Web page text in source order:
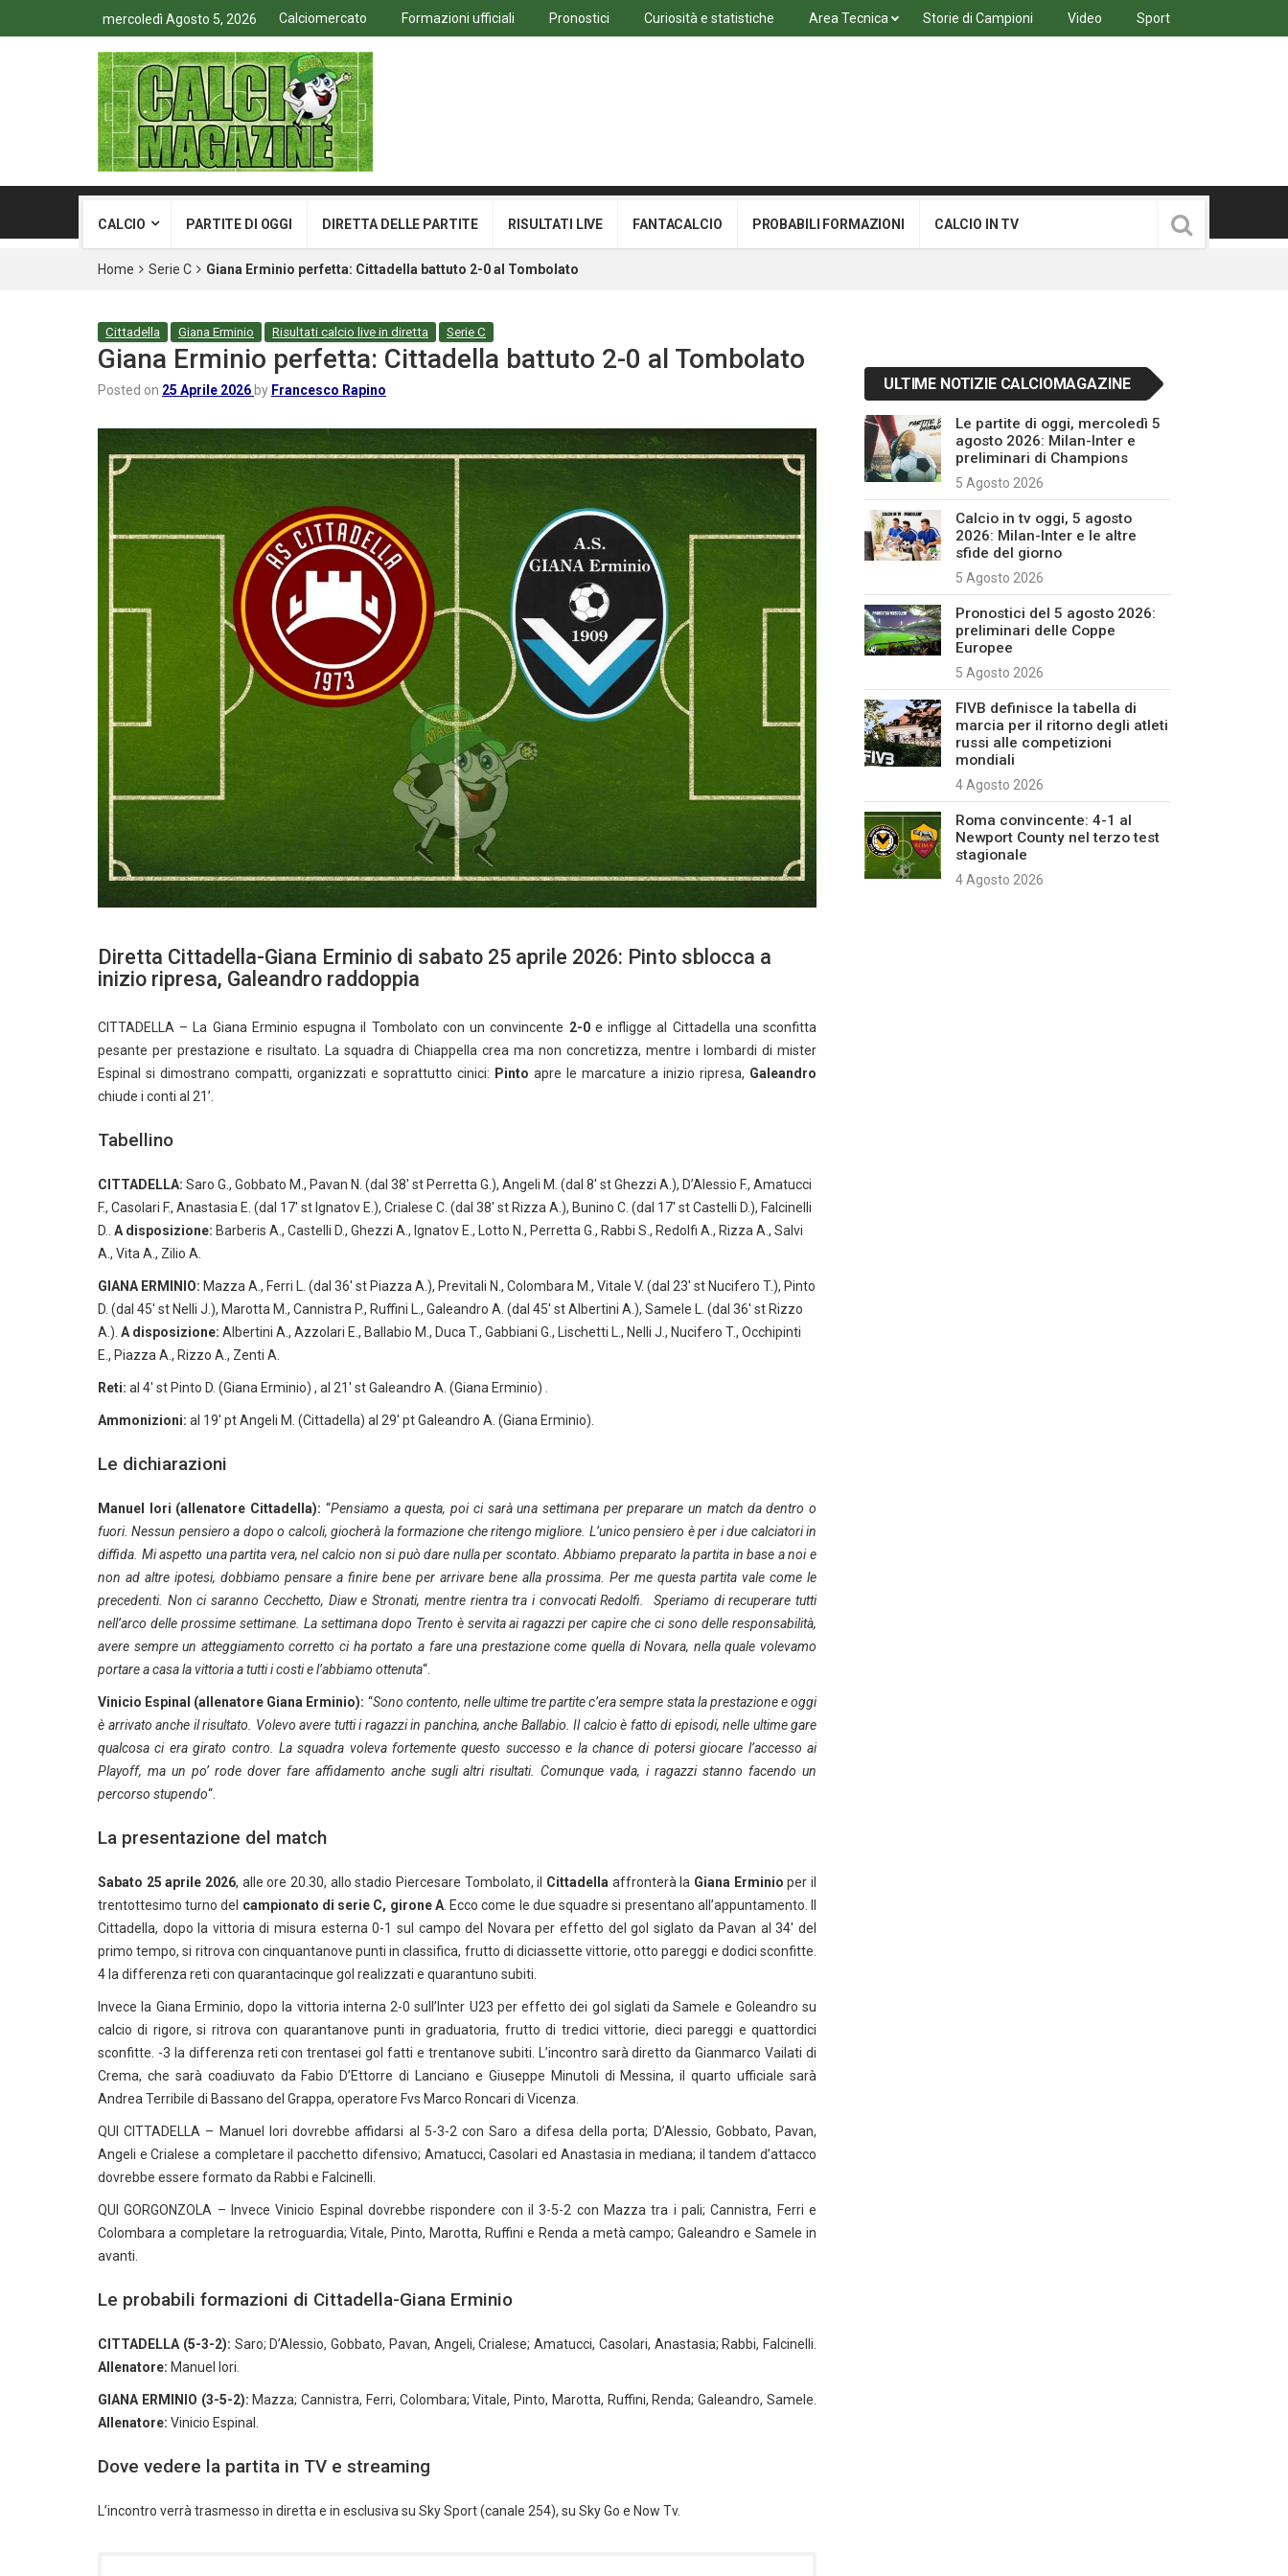
mercoledì Agosto 5, 2026 Calciomercato Formazioni ufficiali Pronostici Curiosità e statistiche Area Tecnica Storie di Campioni Video Sport
CALCIO PARTITE DI OGGI DIRETTA DELLE PARTITE RISULTATI LIVE FANTACALCIO PROBABILI FORMAZIONI CALCIO IN TV
Home Serie C Giana Erminio perfetta: Cittadella battuto 2-0 al Tombolato
Cittadella Giana Erminio Risultati calcio live in diretta Serie C
Giana Erminio perfetta: Cittadella battuto 2-0 al Tombolato
Posted on 25 Aprile 2026 by Francesco Rapino
Diretta Cittadella-Giana Erminio di sabato 25 aprile 2026: Pinto sblocca a
inizio ripresa, Galeandro raddoppia
CITTADELLA – La Giana Erminio espugna il Tombolato con un convincente 2-0e infligge al Cittadella una sconfitta
pesante per prestazione e risultato. La squadra di Chiappella crea ma non concretizza, mentre i lombardi di mister
Espinal si dimostrano compatti, organizzati e soprattutto cinici: Pinto apre le marcature a inizio ripresa, Galeandro
chiude i conti al 21’.
Tabellino
CITTADELLA: Saro G., Gobbato M., Pavan N. (dal 38′ st Perretta G.), Angeli M. (dal 8′ st Ghezzi A.), D’Alessio F., Amatucci
F., Casolari F., Anastasia E. (dal 17′ st Ignatov E.), Crialese C. (dal 38′ st Rizza A.), Bunino C. (dal 17′ st Castelli D.), Falcinelli
D.. A disposizione: Barberis A., Castelli D., Ghezzi A., Ignatov E., Lotto N., Perretta G., Rabbi S., Redolfi A., Rizza A., Salvi
A., Vita A., Zilio A.
GIANA ERMINIO: Mazza A., Ferri L. (dal 36′ st Piazza A.), Previtali N., Colombara M., Vitale V. (dal 23′ st Nucifero T.), Pinto
D. (dal 45′ st Nelli J.), Marotta M., Cannistra P., Ruffini L., Galeandro A. (dal 45′ st Albertini A.), Samele L. (dal 36′ st Rizzo
A.). A disposizione: Albertini A., Azzolari E., Ballabio M., Duca T., Gabbiani G., Lischetti L., Nelli J., Nucifero T., Occhipinti
E., Piazza A., Rizzo A., Zenti A.
Reti: al 4′ st Pinto D. (Giana Erminio) , al 21′ st Galeandro A. (Giana Erminio) .
Ammonizioni: al 19′ pt Angeli M. (Cittadella) al 29′ pt Galeandro A. (Giana Erminio).
Le dichiarazioni
Manuel Iori (allenatore Cittadella): “Pensiamo a questa, poi ci sarà una settimana per preparare un match da dentro o
fuori. Nessun pensiero a dopo o calcoli, giocherà la formazione che ritengo migliore. L’unico pensiero è per i due calciatori in
diffida. Mi aspetto una partita vera, nel calcio non si può dare nulla per scontato. Abbiamo preparato la partita in base a noi e
non ad altre ipotesi, dobbiamo pensare a finire bene per arrivare bene alla prossima. Per me questa partita vale come le
precedenti. Non ci saranno Cecchetto, Diaw e Stronati, mentre rientra tra i convocati Redolfi. Speriamo di recuperare tutti
nell’arco delle prossime settimane. La settimana dopo Trento è servita ai ragazzi per capire che ci sono delle responsabilità,
avere sempre un atteggiamento corretto ci ha portato a fare una prestazione come quella di Novara, nella quale volevamo
portare a casa la vittoria a tutti i costi e l’abbiamo ottenuta“.
Vinicio Espinal (allenatore Giana Erminio): “Sono contento, nelle ultime tre partite c’era sempre stata la prestazione e oggi
è arrivato anche il risultato. Volevo avere tutti i ragazzi in panchina, anche Ballabio. Il calcio è fatto di episodi, nelle ultime gare
qualcosa ci era girato contro. La squadra voleva fortemente questo successo e la chance di potersi giocare l’accesso ai
Playoff, ma un po’ rode dover fare affidamento anche sugli altri risultati. Comunque vada, i ragazzi stanno facendo un
percorso stupendo“.
La presentazione del match
Sabato 25 aprile 2026, alle ore 20.30, allo stadio Piercesare Tombolato, il Cittadella affronterà la Giana Erminio per il
trentottesimo turno del campionato di serie C, girone A. Ecco come le due squadre si presentano all’appuntamento. Il
Cittadella, dopo la vittoria di misura esterna 0-1 sul campo del Novara per effetto del gol siglato da Pavan al 34′ del
primo tempo, si ritrova con cinquantanove punti in classifica, frutto di diciassette vittorie, otto pareggi e dodici sconfitte.
4 la differenza reti con quarantacinque gol realizzati e quarantuno subiti.
Invece la Giana Erminio, dopo la vittoria interna 2-0 sull’Inter U23 per effetto dei gol siglati da Samele e Goleandro su
calcio di rigore, si ritrova con quarantanove punti in graduatoria, frutto di tredici vittorie, dieci pareggi e quattordici
sconfitte. -3 la differenza reti con trentasei gol fatti e trentanove subiti. L’incontro sarà diretto da Gianmarco Vailati di
Crema, che sarà coadiuvato da Fabio D’Ettorre di Lanciano e Giuseppe Minutoli di Messina, il quarto ufficiale sarà
Andrea Terribile di Bassano del Grappa, operatore Fvs Marco Roncari di Vicenza.
QUI CITTADELLA – Manuel Iori dovrebbe affidarsi al 5-3-2 con Saro a difesa della porta; D’Alessio, Gobbato, Pavan,
Angeli e Crialese a completare il pacchetto difensivo; Amatucci, Casolari ed Anastasia in mediana; il tandem d’attacco
dovrebbe essere formato da Rabbi e Falcinelli.
QUI GORGONZOLA – Invece Vinicio Espinal dovrebbe rispondere con il 3-5-2 con Mazza tra i pali; Cannistra, Ferri e
Colombara a completare la retroguardia; Vitale, Pinto, Marotta, Ruffini e Renda a metà campo; Galeandro e Samele in
avanti.
Le probabili formazioni di Cittadella-Giana Erminio
CITTADELLA (5-3-2): Saro; D’Alessio, Gobbato, Pavan, Angeli, Crialese; Amatucci, Casolari, Anastasia; Rabbi, Falcinelli.
Allenatore: Manuel Iori.
GIANA ERMINIO (3-5-2): Mazza; Cannistra, Ferri, Colombara; Vitale, Pinto, Marotta, Ruffini, Renda; Galeandro, Samele.
Allenatore: Vinicio Espinal.
Dove vedere la partita in TV e streaming
L’incontro verrà trasmesso in diretta e in esclusiva su Sky Sport (canale 254), su Sky Go e Now Tv.
ULTIME NOTIZIE CALCIOMAGAZINE
Le partite di oggi, mercoledì 5
agosto 2026: Milan-Inter e
preliminari di Champions
5 Agosto 2026
Calcio in tv oggi, 5 agosto
2026: Milan-Inter e le altre
sfide del giorno
5 Agosto 2026
Pronostici del 5 agosto 2026:
preliminari delle Coppe
Europee
5 Agosto 2026
FIVB definisce la tabella di
marcia per il ritorno degli atleti
russi alle competizioni
mondiali
4 Agosto 2026
Roma convincente: 4-1 al
Newport County nel terzo test
stagionale
4 Agosto 2026